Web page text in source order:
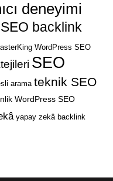
deneyimi
SEO backlink
WordPress SEO
SEO
arama teknik SEO
WordPress SEO
yapay zekâ backlink